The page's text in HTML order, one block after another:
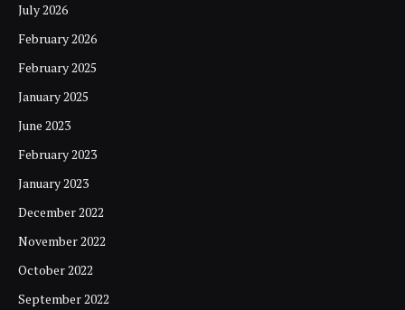
July 2026
February 2026
February 2025
January 2025
June 2023
February 2023
January 2023
December 2022
November 2022
October 2022
September 2022